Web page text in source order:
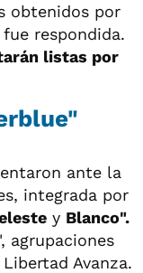
obtenidos por
respondida.
listas por
ante la
integrada por
y Blanco".
agrupaciones
Avanza.